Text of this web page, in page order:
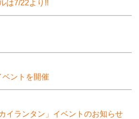
は7/22より!!
ベントを開催
イランタン」イベントのお知らせ